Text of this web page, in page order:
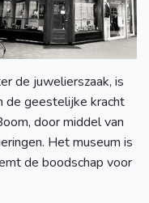
de juwelierszaak, is
de geestelijke kracht
door middel van
Het museum is
de boodschap voor